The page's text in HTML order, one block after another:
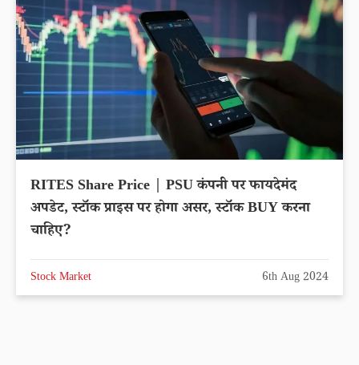
RITES Share Price | PSU कंपनी पर फायदेमंद
अपडेट, स्टॉक प्राइस पर होगा असर, स्टॉक BUY करना
चाहिए?
Stock Market 6th Aug 2024